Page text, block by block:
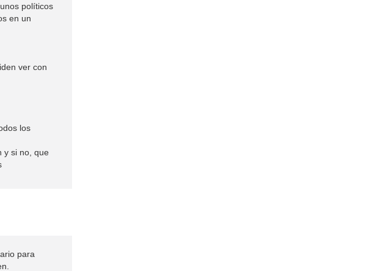
políticos
en un
ver con
los
y si no, que
para